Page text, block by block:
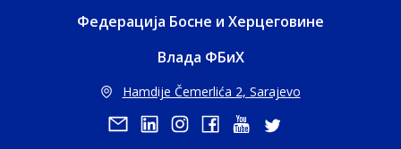
Федерација Босне и Херцеговине
Влада ФБиХ
Hamdije Čemerlića 2, Sarajevo